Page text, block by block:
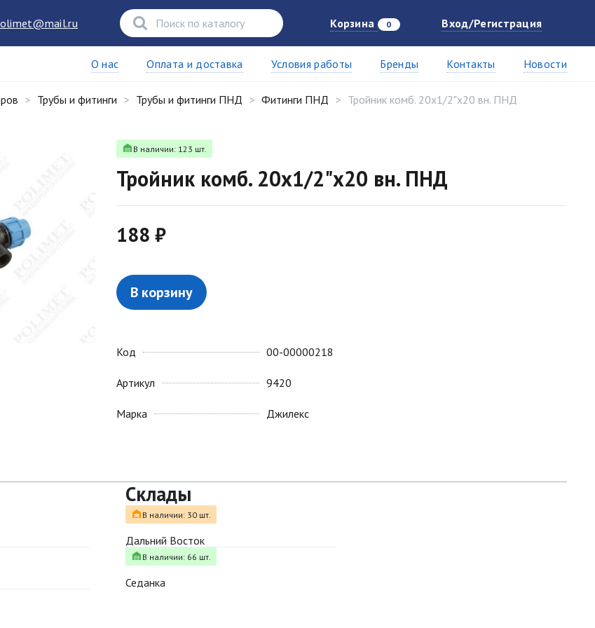
Корзина 0 Вход/Регистрация
О нас Оплата и доставка Условия работы Бренды Контакты Новости
Трубы и фитинги Трубы и фитинги ПНД Фитинги ПНД Тройник комб. 20х1/2"х20 вн. ПНД
В наличии: 123 шт.
Тройник комб. 20х1/2"х20 вн. ПНД
188 ₽
В корзину
Код
Артикул
Марка
00-00000218
9420
Джилекс
Склады
В наличии: 30 шт.
Дальний Восток
В наличии: 66 шт.
Седанка